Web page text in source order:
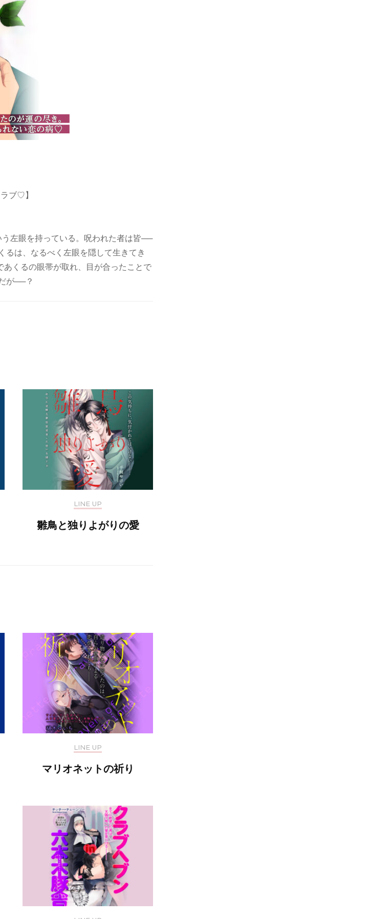
ブ♡】
左眼を持っている。呪われた者は皆──
るは、なるべく左眼を隠して生きてき
くるの眼帯が取れ、目が合ったことで
が──？
LINE UP
雛鳥と独りよがりの愛
LINE UP
マリオネットの祈り